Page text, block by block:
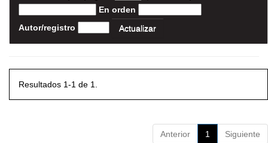
En orden
Autor/registro
Resultados 1-1 de 1.
Anterior 1 Siguiente